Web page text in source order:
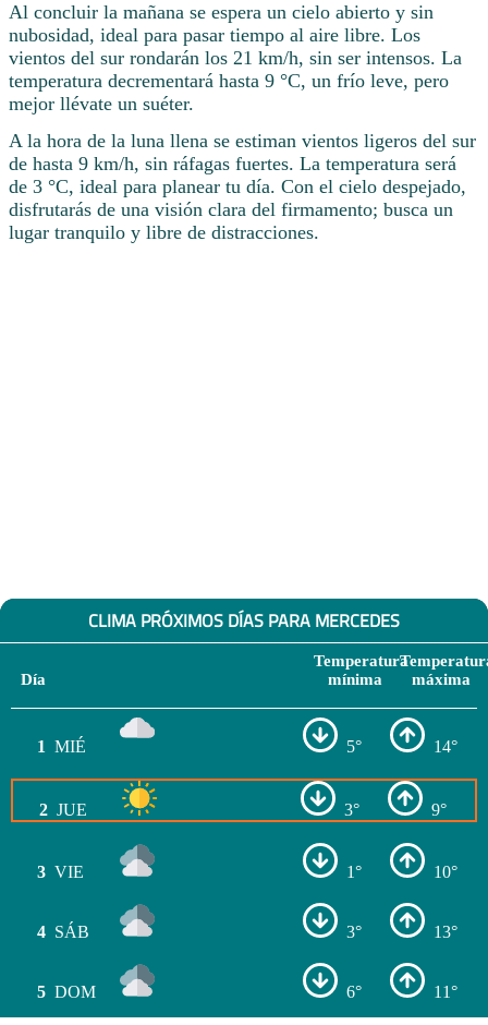
Al concluir la mañana se espera un cielo abierto y sin
nubosidad, ideal para pasar tiempo al aire libre. Los
vientos del sur rondarán los 21 km/h, sin ser intensos. La
temperatura decrementará hasta 9 °C, un frío leve, pero
mejor llévate un suéter.
A la hora de la luna llena se estiman vientos ligeros del sur
de hasta 9 km/h, sin ráfagas fuertes. La temperatura será
de 3 °C, ideal para planear tu día. Con el cielo despejado,
disfrutarás de una visión clara del firmamento; busca un
lugar tranquilo y libre de distracciones.
CLIMA PRÓXIMOS DÍAS PARA MERCEDES
Día
Temperatura
mínima
máxima
1 MIÉ 5° 14°
2 JUE 3° 9°
3 VIE 1° 10°
4 SÁB 3° 13°
5 DOM 6° 11°